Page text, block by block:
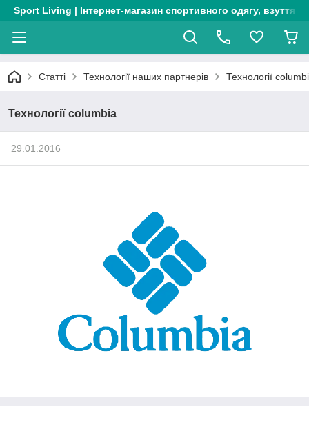
Sport Living | Інтернет-магазин спортивного одягу, взуття
Статті Технології наших партнерів Технології
Технології columbia
29.01.2016